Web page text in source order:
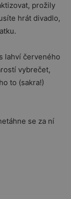
prožily
hrát divadlo,
lahví červeného
vybrečet,
to (sakra!)
se za ní